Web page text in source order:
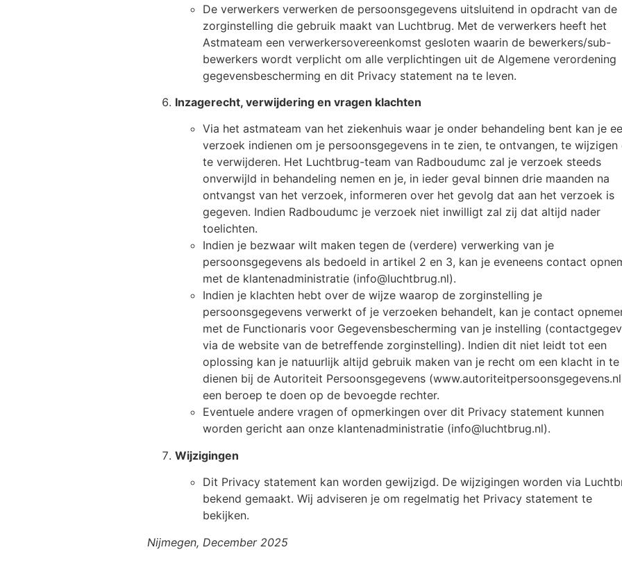
De verwerkers verwerken de persoonsgegevens uitsluitend in opdracht van de
zorginstelling die gebruik maakt van Luchtbrug. Met de verwerkers heeft het
Astmateam een verwerkersovereenkomst gesloten waarin de bewerkers/sub-
bewerkers wordt verplicht om alle verplichtingen uit de Algemene verordening
gegevensbescherming en dit Privacy statement na te leven.
Inzagerecht, verwijdering en vragen klachten
Via het astmateam van het ziekenhuis waar je onder behandeling bent kan je
verzoek indienen om je persoonsgegevens in te zien, te ontvangen, te wijzigen
te verwijderen. Het Luchtbrug-team van Radboudumc zal je verzoek steeds
onverwijld in behandeling nemen en je, in ieder geval binnen drie maanden na
ontvangst van het verzoek, informeren over het gevolg dat aan het verzoek is
gegeven. Indien Radboudumc je verzoek niet inwilligt zal zij dat altijd nader
toelichten.
Indien je bezwaar wilt maken tegen de (verdere) verwerking van je
persoonsgegevens als bedoeld in artikel 2 en 3, kan je eveneens contact
met de klantenadministratie (info@luchtbrug.nl).
Indien je klachten hebt over de wijze waarop de zorginstelling je
persoonsgegevens verwerkt of je verzoeken behandelt, kan je contact
met de Functionaris voor Gegevensbescherming van je instelling
via de website van de betreffende zorginstelling). Indien dit niet leidt tot een
oplossing kan je natuurlijk altijd gebruik maken van je recht om een klacht in te
dienen bij de Autoriteit Persoonsgegevens
een beroep te doen op de bevoegde rechter.
Eventuele andere vragen of opmerkingen over dit Privacy statement kunnen
worden gericht aan onze klantenadministratie (info@luchtbrug.nl).
Wijzigingen
Dit Privacy statement kan worden gewijzigd. De wijzigingen worden via
bekend gemaakt. Wij adviseren je om regelmatig het Privacy statement te
bekijken.
Nijmegen, December 2025